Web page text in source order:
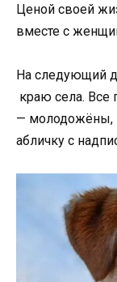
Ценой своей
вместе с
На следующий
краю села. Все
— молодожёны,
абличку с